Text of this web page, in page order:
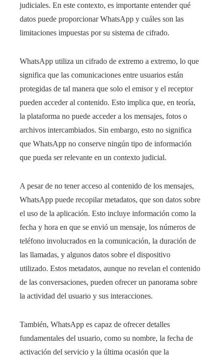
judiciales. En este contexto, es importante entender qué
datos puede proporcionar WhatsApp y cuáles son las
limitaciones impuestas por su sistema de cifrado.
WhatsApp utiliza un cifrado de extremo a extremo, lo que
significa que las comunicaciones entre usuarios están
protegidas de tal manera que solo el emisor y el receptor
pueden acceder al contenido. Esto implica que, en teoría,
la plataforma no puede acceder a los mensajes, fotos o
archivos intercambiados. Sin embargo, esto no significa
que WhatsApp no conserve ningún tipo de información
que pueda ser relevante en un contexto judicial.
A pesar de no tener acceso al contenido de los mensajes,
WhatsApp puede recopilar metadatos, que son datos sobre
el uso de la aplicación. Esto incluye información como la
fecha y hora en que se envió un mensaje, los números de
teléfono involucrados en la comunicación, la duración de
las llamadas, y algunos datos sobre el dispositivo
utilizado. Estos metadatos, aunque no revelan el contenido
de las conversaciones, pueden ofrecer un panorama sobre
la actividad del usuario y sus interacciones.
También, WhatsApp es capaz de ofrecer detalles
fundamentales del usuario, como su nombre, la fecha de
activación del servicio y la última ocasión que la